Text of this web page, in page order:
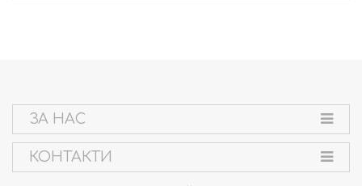
ЗА НАС
КОНТАКТИ